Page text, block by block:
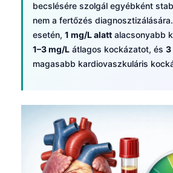
becslésére szolgál egyébként
nem a fertőzés
esetén, 1 mg/L alatt alacsonyabb
1–3 mg/L átlagos kockázatot, és 3
magasabb kardiovaszkuláris
हिन्दी
Bahasa Indonesia
Հայերեն
Íslenska
Svenska
Bosanski
Azərbaycan dili
Eesti